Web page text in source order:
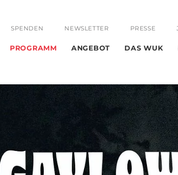
SPENDEN NEWSLETTER PRESSE
PROGRAMM ANGEBOT DAS WUK